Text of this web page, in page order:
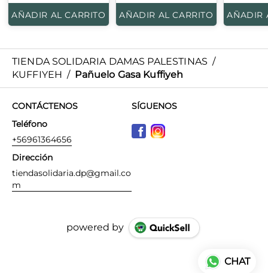
AÑADIR AL CARRITO AÑADIR AL CARRITO AÑADIR
TIENDA SOLIDARIA DAMAS PALESTINAS /
KUFFIYEH / Pañuelo Gasa Kuffiyeh
CONTÁCTENOS
Teléfono
+56961364656
Dirección
tiendasolidaria.dp@gmail.co
m
SÍGUENOS
powered by
CHAT